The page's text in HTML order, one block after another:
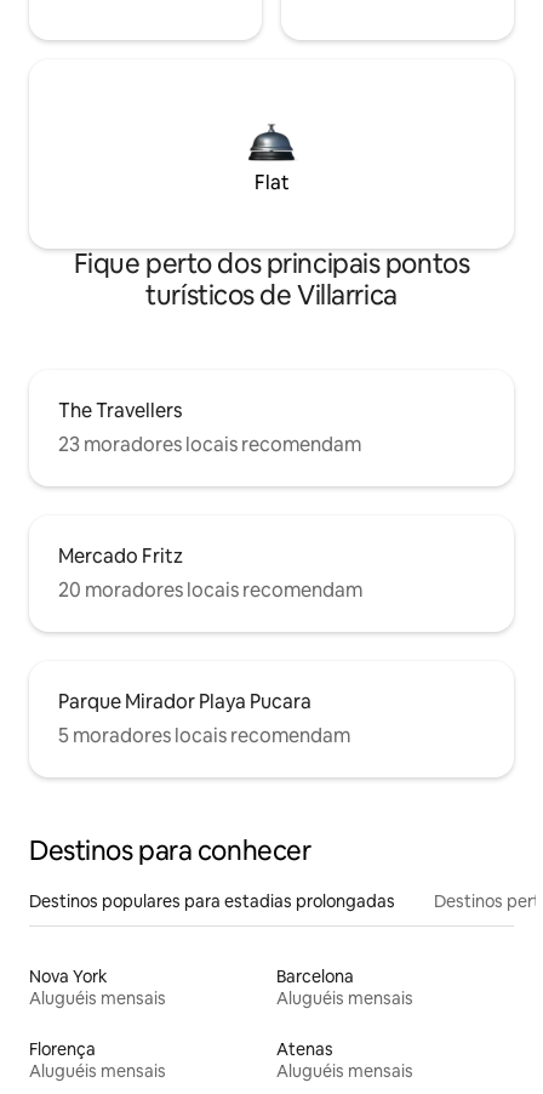
Flat
Fique perto dos principais pontos
turísticos de Villarrica
The Travellers
23 moradores locais recomendam
Mercado Fritz
20 moradores locais recomendam
Parque Mirador Playa Pucara
5 moradores locais recomendam
Destinos para conhecer
Destinos populares para estadias prolongadas Destinos
Nova York
Aluguéis mensais
Barcelona
Aluguéis mensais
Florença
Aluguéis mensais
Atenas
Aluguéis mensais